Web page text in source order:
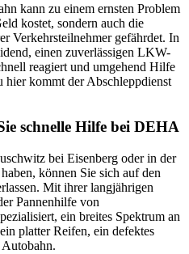
kann zu einem ernsten Problem
kostet, sondern auch die
Verkehrsteilnehmer gefährdet. In
einen zuverlässigen LKW-
reagiert und umgehend Hilfe
hier kommt der Abschleppdienst
schnelle Hilfe bei DEHA
bei Eisenberg oder in der
können Sie sich auf den
Mit ihrer langjährigen
Pannenhilfe von
ein breites Spektrum an
platter Reifen, ein defektes